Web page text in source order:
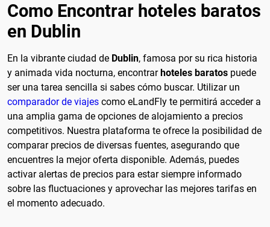
Como Encontrar hoteles baratos
en Dublin
En la vibrante ciudad de Dublin, famosa por su rica historia
y animada vida nocturna, encontrar hoteles baratos puede
ser una tarea sencilla si sabes cómo buscar. Utilizar un
comparador de viajes como eLandFly te permitirá acceder a
una amplia gama de opciones de alojamiento a precios
competitivos. Nuestra plataforma te ofrece la posibilidad de
comparar precios de diversas fuentes, asegurando que
encuentres la mejor oferta disponible. Además, puedes
activar alertas de precios para estar siempre informado
sobre las fluctuaciones y aprovechar las mejores tarifas en
el momento adecuado.